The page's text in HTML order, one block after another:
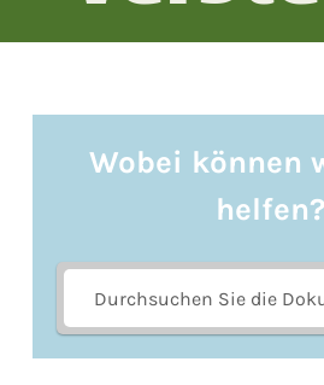
Wobei können
helfen?